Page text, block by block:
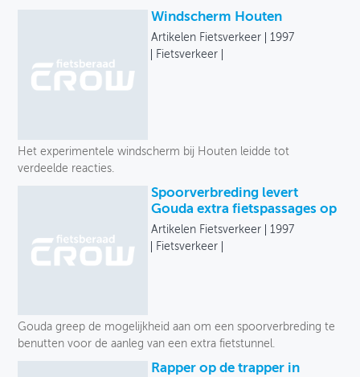
Windscherm Houten
Artikelen Fietsverkeer
1997
Fietsverkeer
Het experimentele windscherm bij Houten leidde tot
verdeelde reacties.
Spoorverbreding levert
Gouda extra fietspassages op
Artikelen Fietsverkeer
1997
Fietsverkeer
Gouda greep de mogelijkheid aan om een spoorverbreding te
benutten voor de aanleg van een extra fietstunnel.
Rapper op de trapper in